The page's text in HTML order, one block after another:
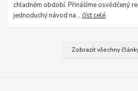
chladném období. Přinášíme osvědčený
jednoduchý návod na...číst celé
Zobrazit všechny